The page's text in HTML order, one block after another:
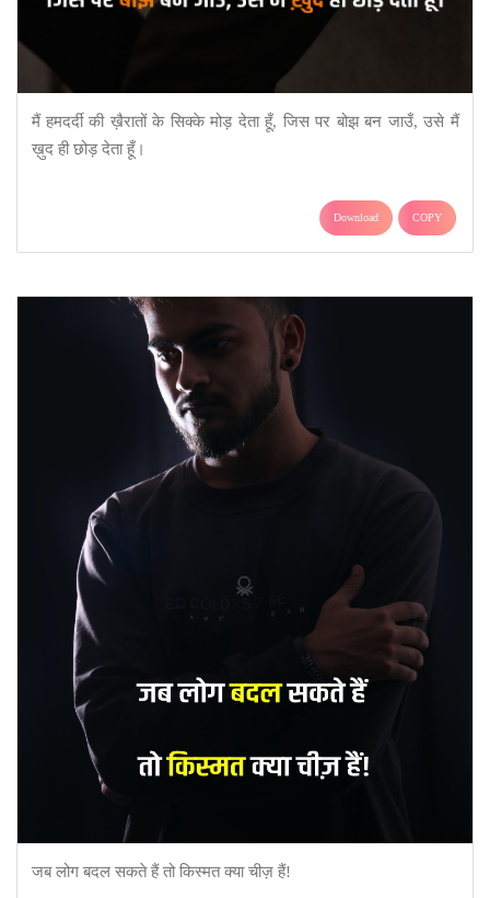
मैं हमदर्दी की ख़ैरातों के सिक्के मोड़ देता हूँ, जिस पर बोझ बन जाउँ, उसे मैं
ख़ुद ही छोड़ देता हूँ।
Download COPY
जब लोग बदल सकते हैं तो किस्मत क्या चीज़ हैं!